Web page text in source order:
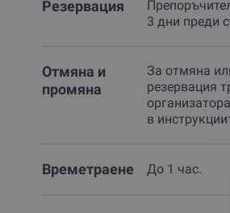
Резервация
3 дни преди
Отмяна и
промяна
За отмяна
резервация
в
Времетраене До 1 час.